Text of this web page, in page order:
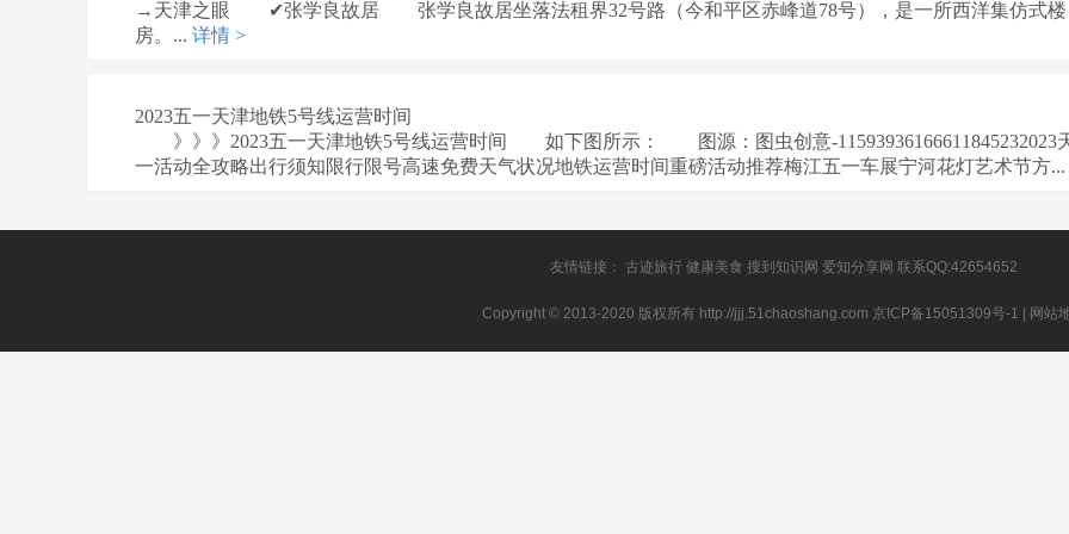
→天津之眼 ✔张学良故居 张学良故居坐落法租界32号路（今和平区赤峰道78号），是一所西洋集仿式楼
房。... 详情 >
2023五一天津地铁5号线运营时间
》》》2023五一天津地铁5号线运营时间 如下图所示： 图源：图虫创意-11593936166611845232023
一活动全攻略出行须知限行限号高速免费天气状况地铁运营时间重磅活动推荐梅江五一车展宁河花灯艺术节方...
友情链接： 古迹旅行 健康美食 搜到知识网 爱知分享网 联系QQ:42654652
Copyright © 2013-2020 版权所有 http://jjj.51chaoshang.com 京ICP备15051309号-1 网站